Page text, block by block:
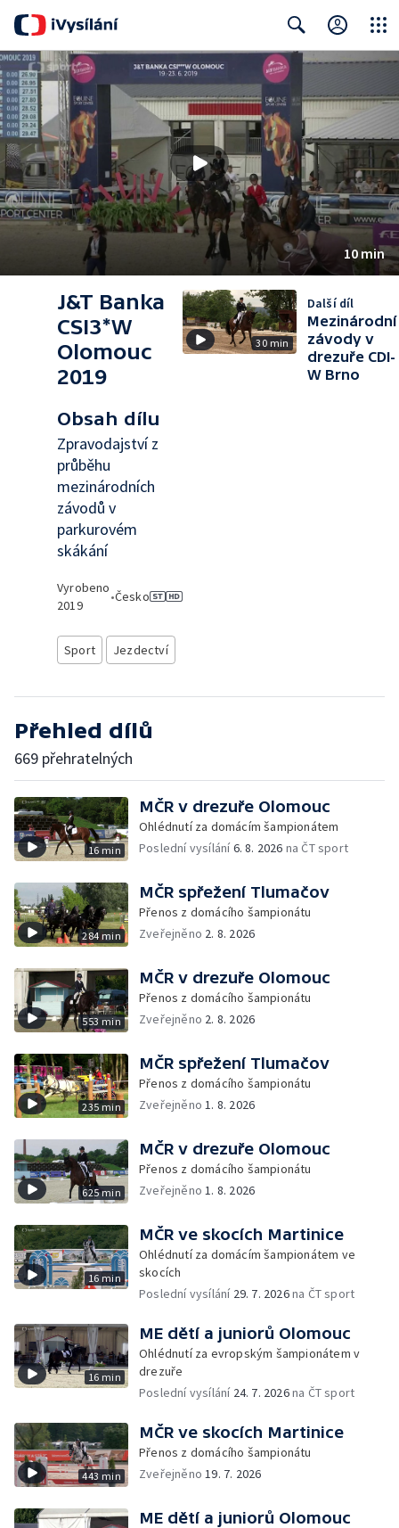
Search Close
10 min
J&T Banka
CSI3*W
Olomouc
2019
Obsah dílu
Zpravodajství z
průběhu
mezinárodních
závodů v
parkurovém
skákání
Vyrobeno
2019
•Česko
Sport Jezdectví
30 min
Další díl
Mezinárodní
závody v
drezuře CDI-
W Brno
Přehled dílů
669 přehratelných
16 min
MČR v drezuře Olomouc
Ohlédnutí za domácím šampionátem
Poslední vysílání6. 8. 2026 na ČT sport
284 min
MČR spřežení Tlumačov
Přenos z domácího šampionátu
Zveřejněno 2. 8. 2026
553 min
MČR v drezuře Olomouc
Přenos z domácího šampionátu
Zveřejněno 2. 8. 2026
235 min
MČR spřežení Tlumačov
Přenos z domácího šampionátu
Zveřejněno1. 8. 2026
625 min
MČR v drezuře Olomouc
Přenos z domácího šampionátu
Zveřejněno1. 8. 2026
16 min
MČR ve skocích Martinice
Ohlédnutí za domácím šampionátem ve
skocích
Poslední vysílání 29. 7. 2026na ČT sport
16 min
ME dětí a juniorů Olomouc
Ohlédnutí za evropským šampionátem v
drezuře
Poslední vysílání 24. 7. 2026na ČT sport
443 min
MČR ve skocích Martinice
Přenos z domácího šampionátu
Zveřejněno19. 7. 2026
ME dětí a juniorů Olomouc